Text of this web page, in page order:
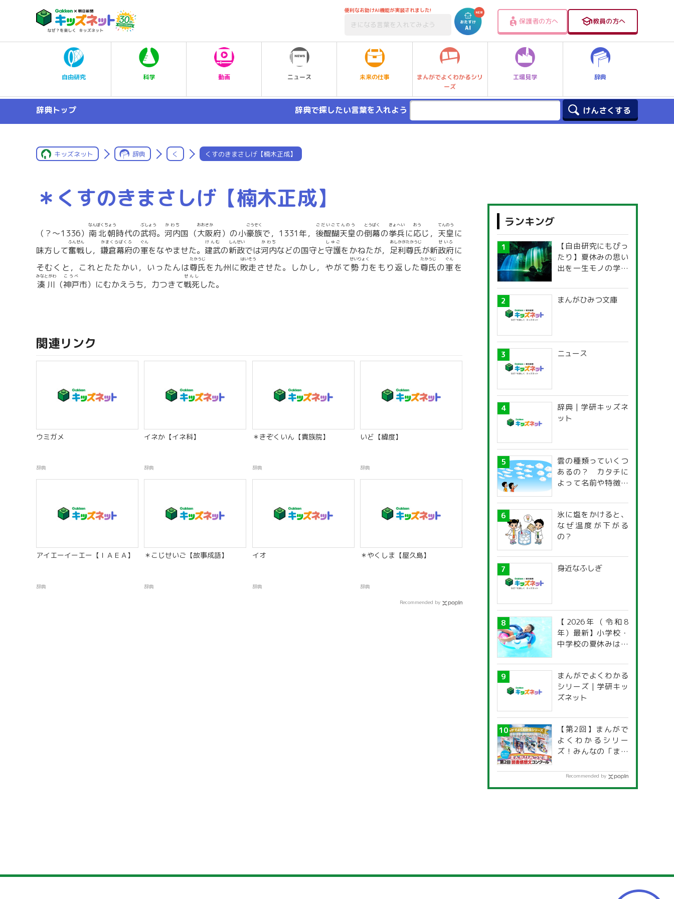
便利なお助けAI機能が実装されました!
保護者の方へ 教員の方へ
自由研究 科学 動画 ニュース 未来の仕事
まんがでよくわかるシリ
ーズ
工場見学 辞典
辞典トップ 辞典で探したい言葉を入れよう
キッズネット 辞典 く くすのきまさしげ【楠木正成】
＊くすのきまさしげ【楠木正成】
（？〜1336） 南北朝
なんぼくちょう
時代の武将
ぶしょう
。 河内
かわち
国（大阪
おおさか
府）の小豪族
ごうぞく
で，1331年， 後醍醐天皇
ごだいごてんのう
の倒幕
とうばく
の挙兵
きょへい
に応
おう
じ， 天皇
てんのう
に
味方して奮戦
ふんせん
し， 鎌倉幕府
かまくらばくふ
の軍
ぐん
をなやませた。 建武
けんむ
の新政
しんせい
では河内
かわち
などの国守と守護
しゅご
をかねたが， 足利尊氏
あしかがたかうじ
が新政府
せいふ
に
そむくと，これとたたかい，いったんは尊氏
たかうじ
を九州に敗走
はいそう
させた。しかし，やがて勢力
せいりょく
をもり返した尊氏
たかうじ
の軍
ぐん
を
湊川
みなとがわ
（神戸
こうべ
市）にむかえうち，力つきて戦死
せんし
した。
関連リンク
ウミガメ
辞典
イネか【イネ科】
辞典
＊きぞくいん【貴族院】
辞典
いど【緯度】
辞典
アイエーイーエー【ＩＡＥＡ】
辞典
＊こじせいご【故事成語】
辞典
イオ
辞典
＊やくしま【屋久島】
辞典
Recommended by
ランキング
【自由研究にもぴっ
たり】夏休みの思い
出を一生モノの学び
探究ガイド
まんがひみつ文庫
ニュース
辞典 | 学研キッズネ
ット
雲の種類っていくつ
あるの？ カタチに
よって名前や特徴が
氷に塩をかけると、
なぜ温度が下がる
の？
身近なふしぎ
【2026年（令和8
年）最新】小学校・
中学校の夏休みはい
道府県別「夏季休暇
一覧」
まんがでよくわかる
シリーズ | 学研キッ
ズネット
【第2回】まんがで
よくわかるシリー
ズ！みんなの「まん
感想文コンクール
Recommended by